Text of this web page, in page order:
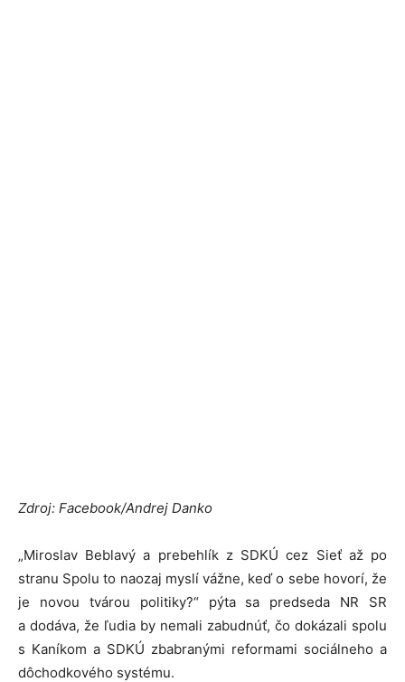
Zdroj: Facebook/Andrej Danko
„Miroslav Beblavý a prebehlík z SDKÚ cez Sieť až po
stranu Spolu to naozaj myslí vážne, keď o sebe hovorí, že
je novou tvárou politiky?“ pýta sa predseda NR SR
a dodáva, že ľudia by nemali zabudnúť, čo dokázali spolu
s Kaníkom a SDKÚ zbabranými reformami sociálneho a
dôchodkového systému.